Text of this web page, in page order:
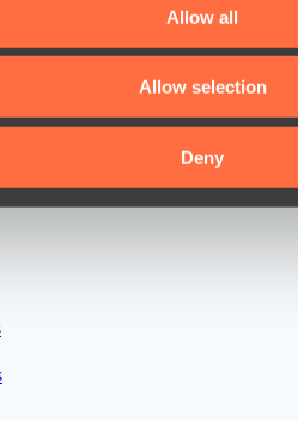
Allow all
Allow selection
Deny